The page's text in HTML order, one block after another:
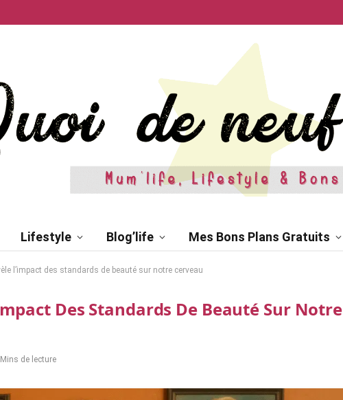
Lifestyle Blog’life Mes Bons Plans Gratuits
l’impact des standards de beauté sur notre cerveau
Des Standards De Beauté Sur Notre
de lecture